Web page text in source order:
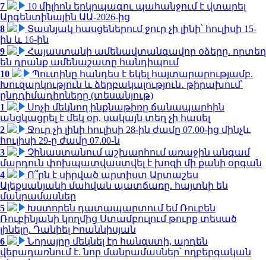
7
10 միլիոն երկրպագու պահանջում է վտարել
Արգենտինային ԱԱ-2026-ից
8
Տասնյակ հասցեներում ջուր չի լինի՝ հուլիսի 15-
ին և 16-ին
9
Հայաստանի ամենավտանգավոր օձերը. որտեղ
են դրանք ամենաշատը հանդիպում
10
Պուտինը հանդես է եկել հայտարարությամբ.
Խուզարկություն և ձերբակալություն․ թիրախում՝
ընդդիմադիրները (տեսանյութ)
1
Սոչի մեկնող ինքնաթիռը ճանապարհին
անցկացրել է մեկ օր, սակայն տեղ չի հասել
2
Ջուր չի լինի հուլիսի 28-ին ժամը 07.00-ից մինչև
հուլիսի 29-ը ժամը 07.00-ն
3
Չինաստանում աշխարհում առաջին անգամ
մարդուն փոխպատվաստվել է խոզի մի քանի օրգան
4
Ո՞րն է սիրված արտիստ Արտաշես
Ալեքսանյանի մահվան պատճառը. հայտնի են
մանրամասներ
5
Խստորեն դատապարտում եմ Ռուբեն
Ռուբինյանի կողմից Ստամբուլում թուրք տեսած
լինելը. Դանիել Իոաննիսյան
6
Նորայրը մեկնել էր հանգստի, արդեն
վերադառնում է. նոր մանրամասներ՝ ողբերգական